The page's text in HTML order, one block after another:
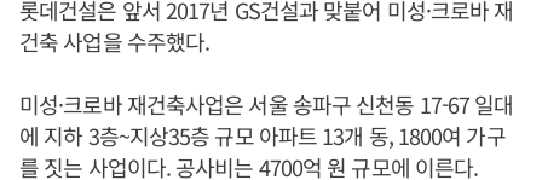
롯데건설은 앞서 2017년 GS건설과 맞붙어 미성·크로바 재
건축 사업을 수주했다.
미성·크로바 재건축사업은 서울 송파구 신천동 17-67 일대
에 지하 3층~지상35층 규모 아파트 13개 동, 1800여 가구
를 짓는 사업이다. 공사비는 4700억 원 규모에 이른다.